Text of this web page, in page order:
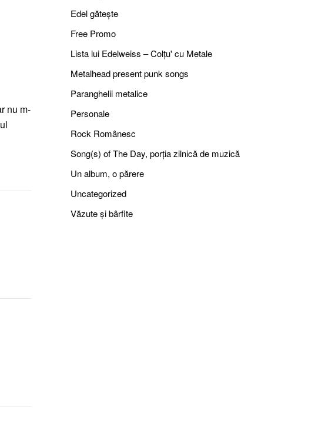
nu m-
Edel gătește
Free Promo
Lista lui Edelweiss – Colțu' cu Metale
Metalhead present punk songs
Paranghelii metalice
Personale
Rock Românesc
Song(s) of The Day, porția zilnică de muzică
Un album, o părere
Uncategorized
Văzute și bârfite